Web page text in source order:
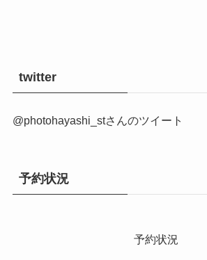
twitter
@photohayashi_stさんのツイート
予約状況
予約状況